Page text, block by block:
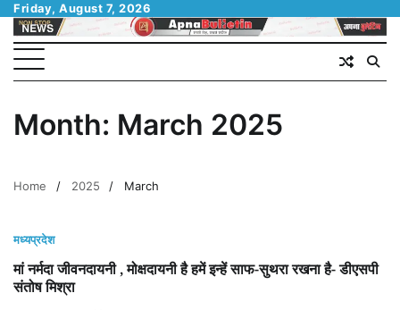
Skip
content
Friday, August 7, 2026
Month: March 2025
Home 2025 March
मध्यप्रदेश
मां नर्मदा जीवनदायनी , मोक्षदायनी है हमें इन्हें साफ-सुथरा रखना है- डीएसपी
संतोष मिश्रा